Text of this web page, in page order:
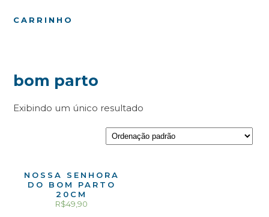
CARRINHO
bom parto
Exibindo um único resultado
NOSSA SENHORA
DO BOM PARTO
20CM
R$49,90